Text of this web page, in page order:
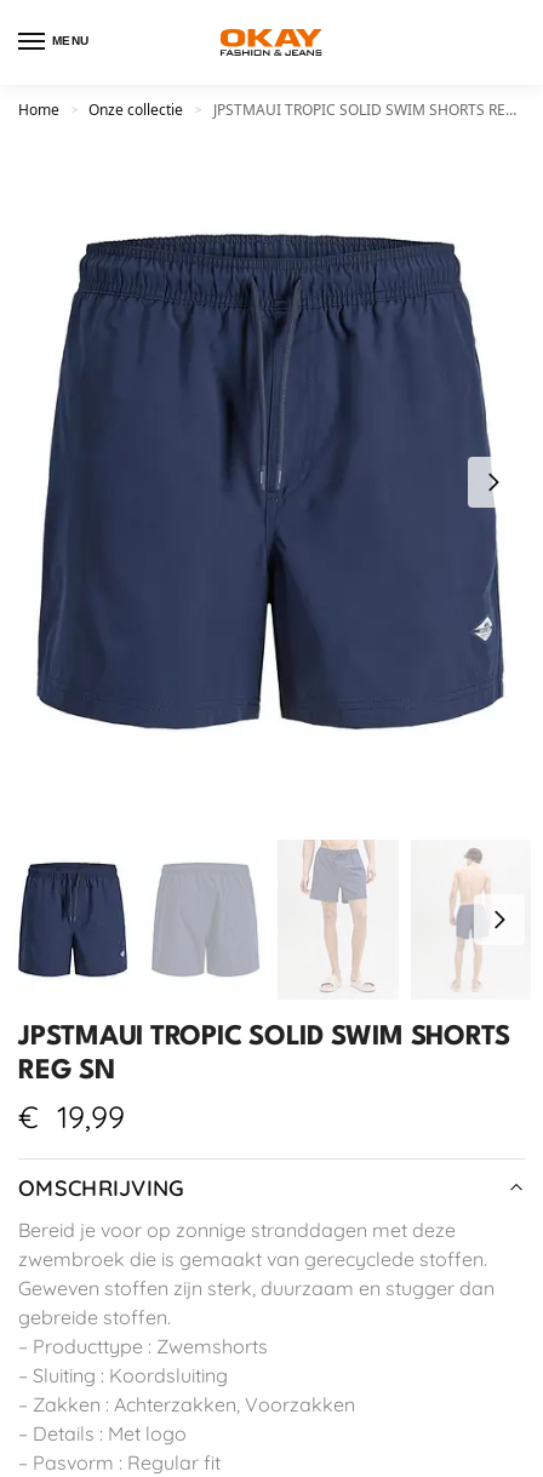
MENU
Home > Onze collectie > JPSTMAUI TROPIC SOLID SWIM SHORTS REG SN
JPSTMAUI TROPIC SOLID SWIM SHORTS
REG SN
€ 19,99
OMSCHRIJVING
Bereid je voor op zonnige stranddagen met deze
zwembroek die is gemaakt van gerecyclede stoffen.
Geweven stoffen zijn sterk, duurzaam en stugger dan
gebreide stoffen.
– Producttype : Zwemshorts
– Sluiting : Koordsluiting
– Zakken : Achterzakken, Voorzakken
– Details : Met logo
– Pasvorm : Regular fit